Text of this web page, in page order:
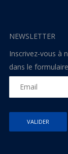
NEWSLETTER
Inscrivez-vous à
dans le